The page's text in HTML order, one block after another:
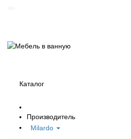
Каталог
Производитель
Milardo